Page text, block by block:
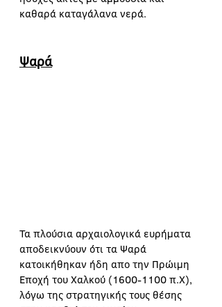
καθαρά καταγάλανα νερά.
Ψαρά
Τα πλούσια αρχαιολογικά ευρήματα
αποδεικνύουν ότι τα Ψαρά
κατοικήθηκαν ήδη απο την Πρώιμη
Εποχή του Χαλκού (1600-1100 π.Χ),
λόγω της στρατηγικής τους θέσης